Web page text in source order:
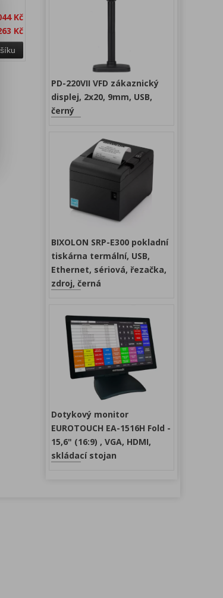
Kč
Kč
PD-220VII VFD zákaznický
displej, 2x20, 9mm, USB,
černý
BIXOLON SRP-E300 pokladní
tiskárna termální, USB,
Ethernet, sériová, řezačka,
zdroj, černá
Dotykový monitor
EUROTOUCH EA-1516H Fold -
15,6" (16:9) , VGA, HDMI,
skládací stojan